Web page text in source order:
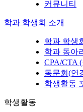
커뮤니티
학과 학생회 소개
학과 학생
학과 동아
CPA/CTA
동문회(연
학생활동
학생활동